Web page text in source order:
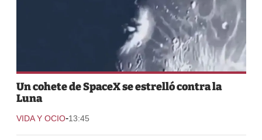
Un cohete de SpaceX se estrelló contra la
Luna
VIDA Y OCIO-13:45